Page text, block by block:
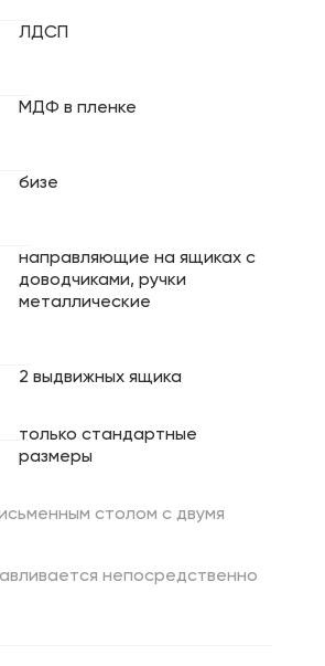
ЛДСП
МДФ в пленке
бизе
направляющие на ящиках с
доводчиками, ручки
металлические
2 выдвижных ящика
только стандартные
размеры
столом с двумя
непосредственно